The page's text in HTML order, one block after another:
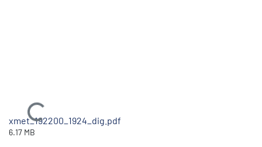
Ladataan...
xmet_192200_1924_dig.pdf
6.17 MB